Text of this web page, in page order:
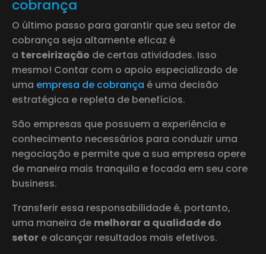
cobrança
O último passo para garantir que seu setor de
cobrança seja altamente eficaz é
a terceirização de certas atividades. Isso
mesmo! Contar com o apoio especializado de
uma empresa de cobrança é uma decisão
estratégica e repleta de benefícios.
São empresas que possuem a experiência e
conhecimento necessários para conduzir uma
negociação e permite que a sua empresa opere
de maneira mais tranquila e focada em seu core
business.
Transferir essa responsabilidade é, portanto,
uma maneira de melhorar a qualidade do
setor e alcançar resultados mais efetivos.